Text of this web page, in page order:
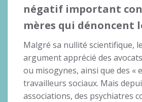
négatif important
mères qui dénoncent
Malgré sa nullité scientifique,
argument apprécié des
ou misogynes, ainsi que des «
travailleurs sociaux. Mais
associations, des psychiatres